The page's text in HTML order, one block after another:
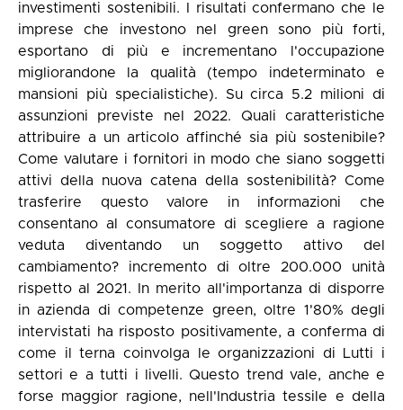
investimenti sostenibili. I risultati confermano che le
imprese che investono nel green sono più forti,
esportano di più e incrementano l'occupazione
migliorandone la qualità (tempo indeterminato e
mansioni più specialistiche). Su circa 5.2 milioni di
assunzioni previste nel 2022. Quali caratteristiche
attribuire a un articolo affinché sia più sostenibile?
Come valutare i fornitori in modo che siano soggetti
attivi della nuova catena della sostenibilità? Come
trasferire questo valore in informazioni che
consentano al consumatore di scegliere a ragione
veduta diventando un soggetto attivo del
cambiamento? incremento di oltre 200.000 unità
rispetto al 2021. In merito all'importanza di disporre
in azienda di competenze green, oltre 1'80% degli
intervistati ha risposto positivamente, a conferma di
come il terna coinvolga le organizzazioni di Lutti i
settori e a tutti i livelli. Questo trend vale, anche e
forse maggior ragione, nell'Industria tessile e della